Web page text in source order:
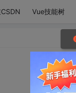
Vue技能树